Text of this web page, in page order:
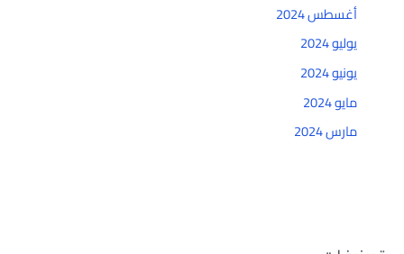
أغسطس 2024
يوليو 2024
يونيو 2024
مايو 2024
مارس 2024